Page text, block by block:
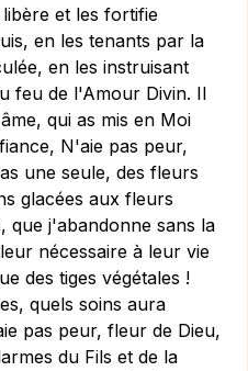
et les fortifie
en les tenants par la
en les instruisant
feu de l'Amour Divin. Il
qui as mis en Moi
N'aie pas peur,
une seule, des fleurs
glacées aux fleurs
que j'abandonne sans la
nécessaire à leur vie
des tiges végétales !
quels soins aura
pas peur, fleur de Dieu,
du Fils et de la